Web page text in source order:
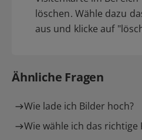
löschen. Wähle dazu
aus und klicke auf
Ähnliche Fragen
Wie lade ich Bilder hoch?
Wie wähle ich das richtige